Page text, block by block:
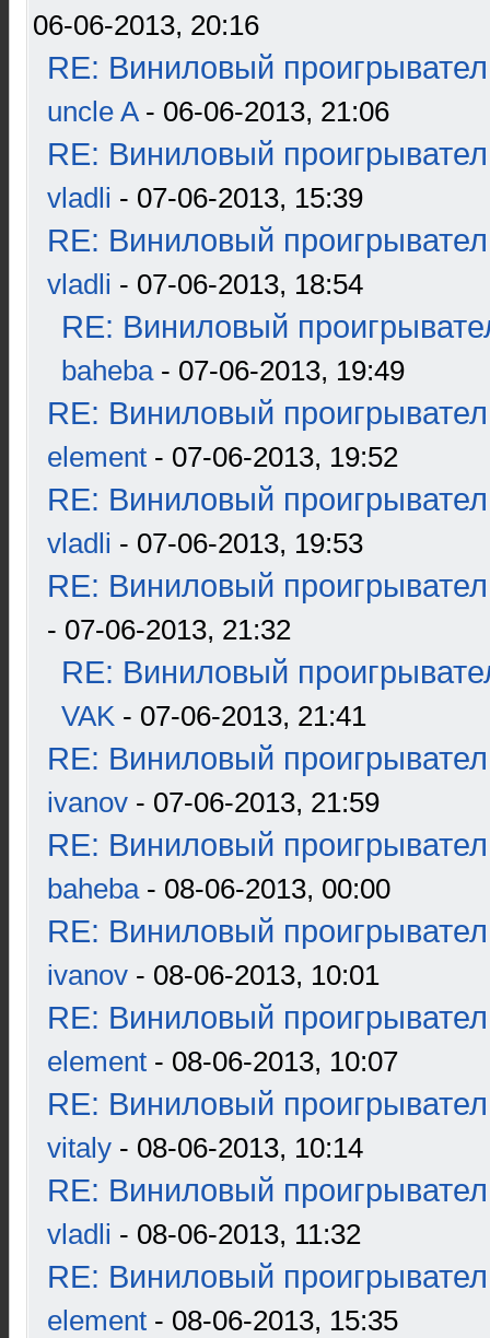
06-06-2013, 20:16
RE: Виниловый
uncle A- 06-06-2013, 21:06
RE: Виниловый
vladli - 07-06-2013, 15:39
RE: Виниловый
vladli - 07-06-2013, 18:54
RE: Виниловый
baheba- 07-06-2013, 19:49
RE: Виниловый
element - 07-06-2013, 19:52
RE: Виниловый
vladli - 07-06-2013, 19:53
RE: Виниловый
- 07-06-2013, 21:32
RE: Виниловый
VAK - 07-06-2013, 21:41
RE: Виниловый
ivanov - 07-06-2013, 21:59
RE: Виниловый
baheba- 08-06-2013, 00:00
RE: Виниловый
ivanov - 08-06-2013, 10:01
RE: Виниловый
element - 08-06-2013, 10:07
RE: Виниловый
vitaly - 08-06-2013, 10:14
RE: Виниловый
vladli - 08-06-2013, 11:32
RE: Виниловый
element - 08-06-2013, 15:35